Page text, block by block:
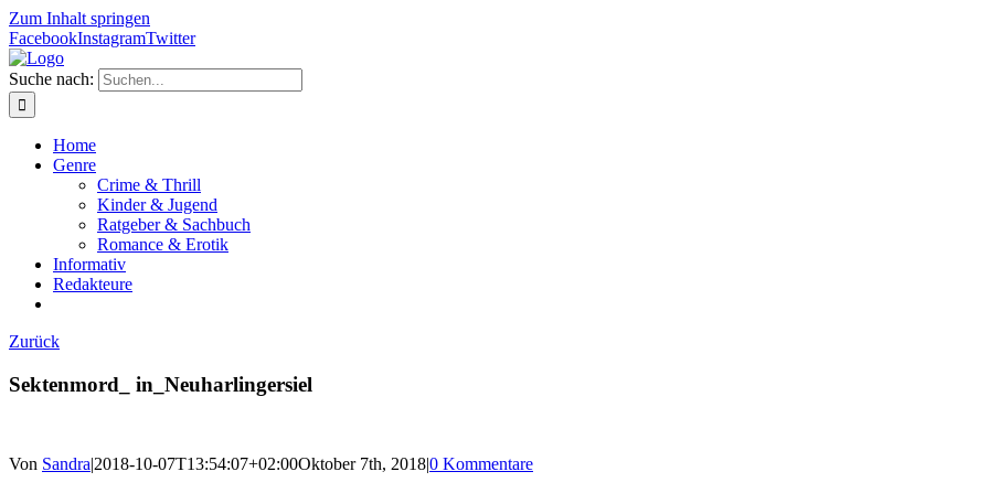
Zum Inhalt springen
FacebookInstagramTwitter
Suche nach:
Home
Genre
Crime & Thrill
Kinder & Jugend
Ratgeber & Sachbuch
Romance & Erotik
Informativ
Redakteure
Zurück
Sektenmord_ in_Neuharlingersiel
Von Sandra|2018-10-07T13:54:07+02:00Oktober 7th, 2018|0 Kommentare